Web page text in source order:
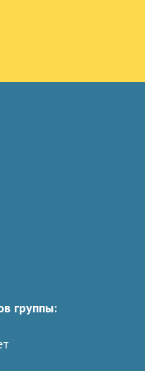
группы: